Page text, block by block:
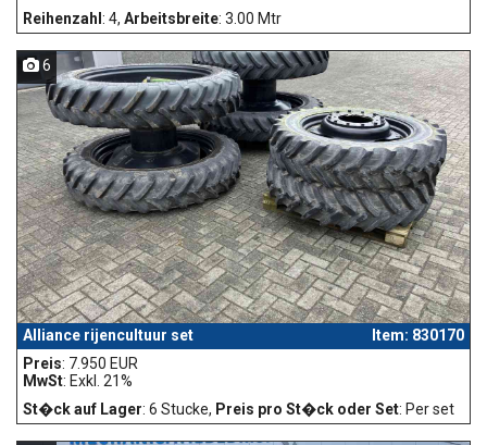
Reihenzahl : 4, Arbeitsbreite: 3.00 Mtr
6
Alliance rijencultuur set
Item: 830170
Preis: 7.950 EUR
MwSt: Exkl. 21%
St�ck auf Lager: 6 Stucke, Preis pro St�ck oder Set: Per set